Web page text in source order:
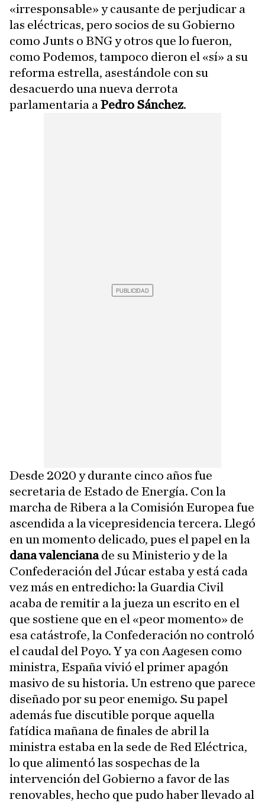
«irresponsable» y causante de perjudicar a
las eléctricas, pero socios de su Gobierno
como Junts o BNG y otros que lo fueron,
como Podemos, tampoco dieron el «sí» a su
reforma estrella, asestándole con su
desacuerdo una nueva derrota
parlamentaria a Pedro Sánchez.
Desde 2020 y durante cinco años fue
secretaria de Estado de Energía. Con la
marcha de Ribera a la Comisión Europea fue
ascendida a la vicepresidencia tercera. Llegó
en un momento delicado, pues el papel en la
dana valencianade su Ministerio y de la
Confederación del Júcar estaba y está cada
vez más en entredicho: la Guardia Civil
acaba de remitir a la jueza un escrito en el
que sostiene que en el «peor momento» de
esa catástrofe, la Confederación no controló
el caudal del Poyo. Y ya con Aagesen como
ministra, España vivió el primer apagón
masivo de su historia. Un estreno que parece
diseñado por su peor enemigo. Su papel
además fue discutible porque aquella
fatídica mañana de finales de abril la
ministra estaba en la sede de Red Eléctrica,
lo que alimentó las sospechas de la
intervención del Gobierno a favor de las
renovables, hecho que pudo haber llevado al